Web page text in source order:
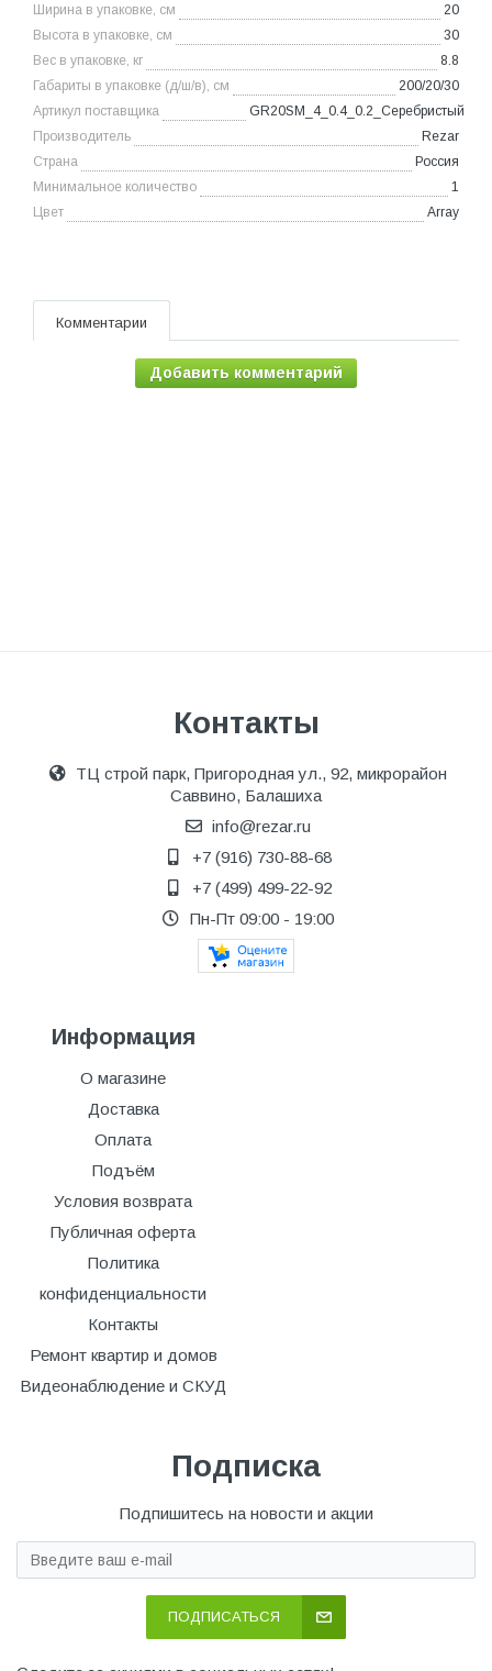
Ширина в упаковке, см
20
Высота в упаковке, см
30
Вес в упаковке, кг
8.8
Габариты в упаковке (д/ш/в), см
200/20/30
Артикул поставщика
GR20SM_4_0.4_0.2_Серебристый
Производитель
Rezar
Страна
Россия
Минимальное количество
1
Цвет
Array
Комментарии
Добавить комментарий
Контакты
ТЦ строй парк, Пригородная ул., 92, микрорайон
Саввино, Балашиха
info@rezar.ru
+7 (916) 730-88-68
+7 (499) 499-22-92
Пн-Пт 09:00 - 19:00
Информация
О магазине
Доставка
Оплата
Подъём
Условия возврата
Публичная оферта
Политика
конфиденциальности
Контакты
Ремонт квартир и домов
Видеонаблюдение и СКУД
Подписка
Подпишитесь на новости и акции
ПОДПИСАТЬСЯ